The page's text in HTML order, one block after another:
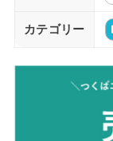
カテゴリー